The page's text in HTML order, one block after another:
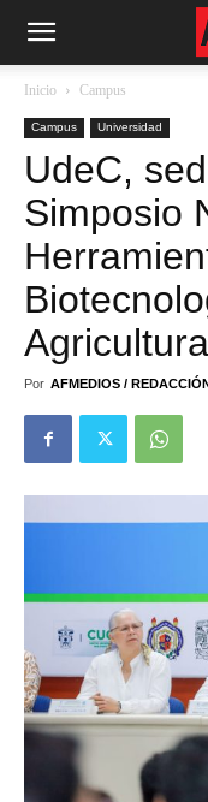
Inicio Campus
Campus Universidad
UdeC,
Simposio
Por AFMEDIOS /